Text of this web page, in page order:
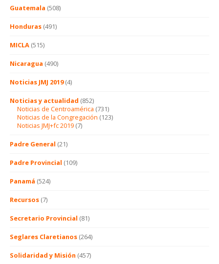
Guatemala (508)
Honduras (491)
MICLA (515)
Nicaragua (490)
Noticias JMJ 2019(4)
Noticias y actualidad (852)
Noticias de Centroamérica (731)
Noticias de la Congregación (123)
Noticias JMJ+fc 2019 (7)
Padre General (21)
Padre Provincial (109)
Panamá (524)
Recursos (7)
Secretario Provincial (81)
Seglares Claretianos (264)
Solidaridad y Misión (457)